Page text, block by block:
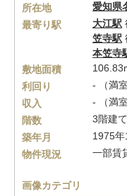
所在地 愛知県
最寄り駅
大江駅
笠寺駅
本笠寺
敷地面積
利回り
- （満
収入
- （満
階数
3階建て
築年月
1975年
物件現況
一部賃
画像カテゴリ